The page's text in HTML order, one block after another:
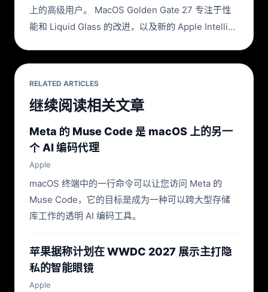
上的高级用户。 MacOS Golden Gate 27 专注于性
能和 Liquid Glass 的改进，以及新的 Apple Intelli…
RELATED ARTICLES
继续阅读相关文章
Meta 的 Muse Code 是 macOS 上的另一
个 AI 编码代理
Apple
macOS 终端中的一行命令可以让您访问 Meta 的
Muse Code，它的目标是成为一种可以跨大型存储
库工作的透明 AI 编码工具。
苹果据称计划在 WWDC 2027 展示主打隐
私的智能眼镜
Apple